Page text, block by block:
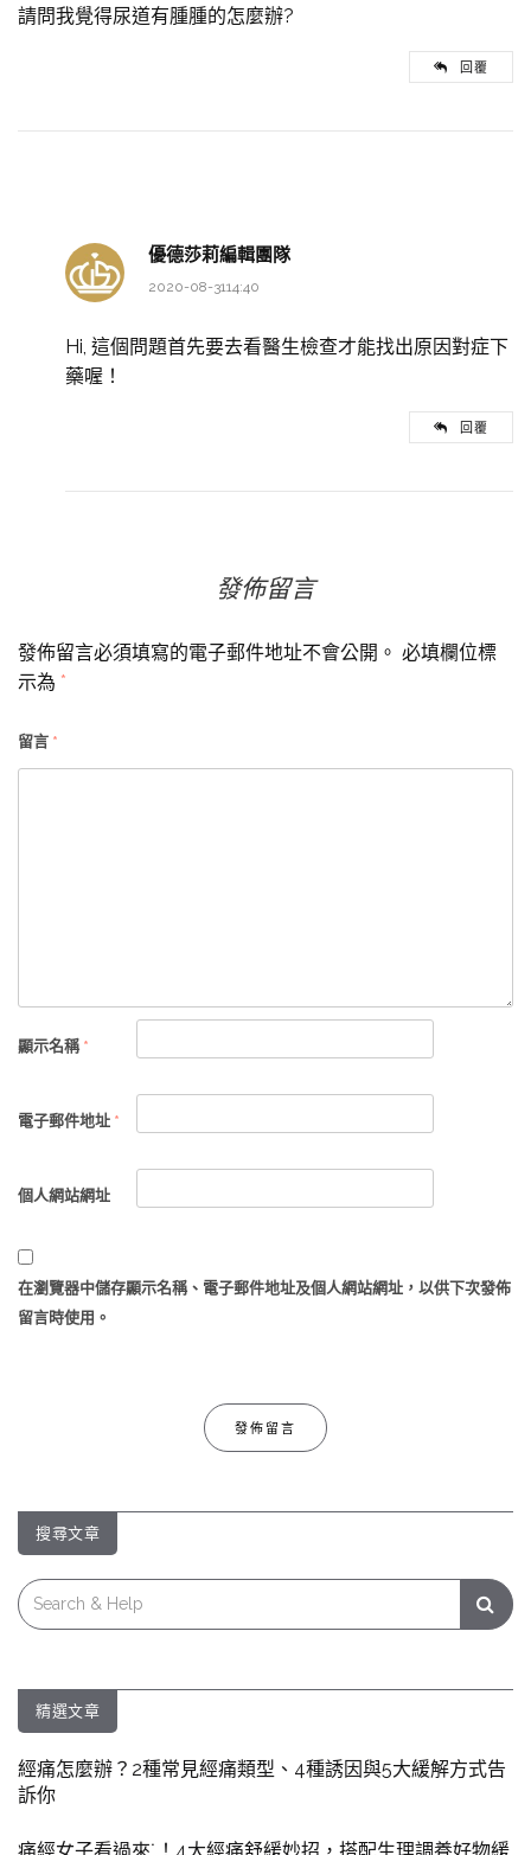
請問我覺得尿道有腫腫的怎麼辦?
回覆
優德莎莉編輯團隊
2020-08-3114:40
Hi, 這個問題首先要去看醫生檢查才能找出原因對症下
藥喔！
回覆
發佈留言
發佈留言必須填寫的電子郵件地址不會公開。 必填欄位標
示為 *
留言 *
顯示名稱 *
電子郵件地址 *
個人網站網址
在瀏覽器中儲存顯示名稱、電子郵件地址及個人網站網址，以供下次發佈
留言時使用。
搜尋文章
Search
for:
精選文章
經痛怎麼辦？2種常見經痛類型、4種誘因與5大緩解方式告
訴你
痛經女子看過來˙！4大經痛舒緩妙招，搭配生理調養好物緩